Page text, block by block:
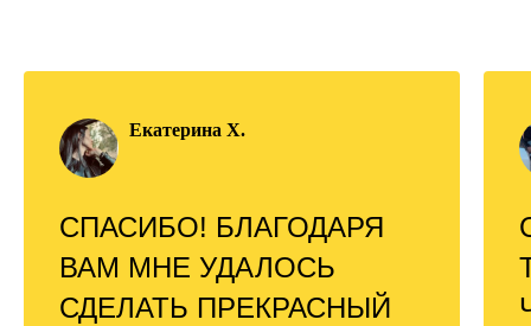
Екатерина Х.
СПАСИБО! БЛАГОДАРЯ
ВАМ МНЕ УДАЛОСЬ
СДЕЛАТЬ ПРЕКРАСНЫЙ